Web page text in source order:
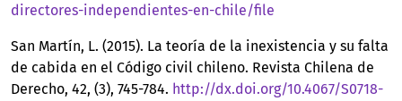
directores-independientes-en-chile/file
San Martín, L. (2015). La teoría de la inexistencia y su falta
de cabida en el Código civil chileno. Revista Chilena de
Derecho, 42, (3), 745-784. http://dx.doi.org/10.4067/S0718-